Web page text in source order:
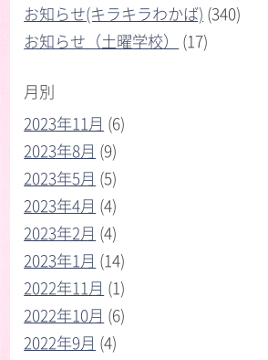
お知らせ(キラキラわかば) (340)
お知らせ（土曜学校）
(17)
月別
2023年11月 (6)
2023年8月 (9)
2023年5月 (5)
2023年4月 (4)
2023年2月 (4)
2023年1月 (14)
2022年11月 (1)
2022年10月 (6)
2022年9月 (4)